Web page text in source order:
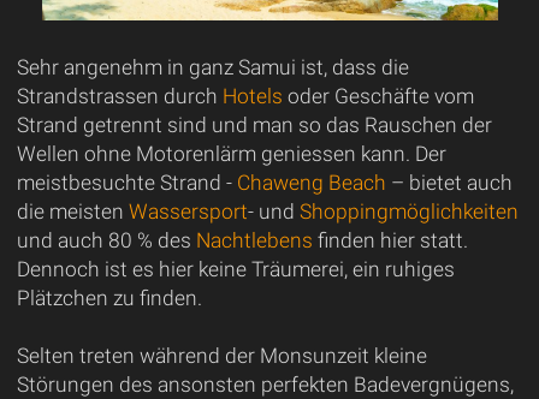
Sehr angenehm in ganz Samui ist, dass die
Strandstrassen durch Hotels oder Geschäfte vom
Strand getrennt sind und man so das Rauschen der
Wellen ohne Motorenlärm geniessen kann. Der
meistbesuchte Strand - Chaweng Beach – bietet auch
die meisten Wassersport- und Shoppingmöglichkeiten
und auch 80 % des Nachtlebens finden hier statt.
Dennoch ist es hier keine Träumerei, ein ruhiges
Plätzchen zu finden.
Selten treten während der Monsunzeit kleine
Störungen des ansonsten perfekten Badevergnügens,